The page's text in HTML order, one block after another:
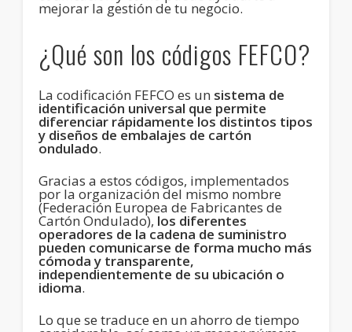
mejorar la gestión de tu negocio.
¿Qué son los códigos FEFCO?
La codificación FEFCO es un sistema de
identificación universal que permite
diferenciar rápidamente los distintos tipos
y diseños de embalajes de cartón
ondulado.
Gracias a estos códigos, implementados
por la organización del mismo nombre
(Federación Europea de Fabricantes de
Cartón Ondulado), los diferentes
operadores de la cadena de suministro
pueden comunicarse de forma mucho más
cómoda y transparente,
independientemente de su ubicación o
idioma.
Lo que se traduce en un ahorro de tiempo